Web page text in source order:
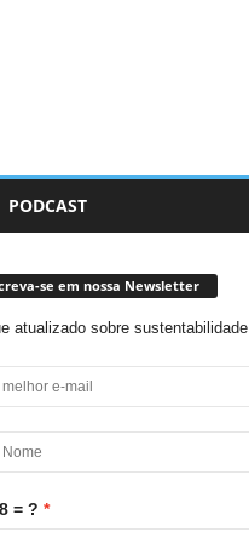
PODCAST
se em nossa Newsletter
atualizado sobre sustentabilidade
= ?